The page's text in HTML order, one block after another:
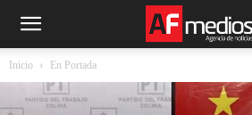
Inicio En Portada